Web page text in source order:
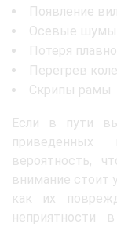
Появление
Осевые шумы
Потеря
Перегрев
Скрипы рамы
Если в пути
вероятность,
внимание стоит
как их